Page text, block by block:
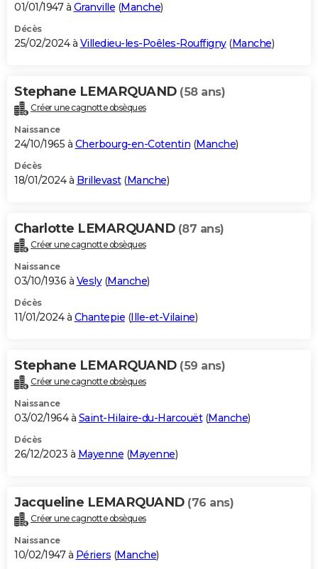
01/01/1947 à Granville (Manche)
Décès
25/02/2024 à Villedieu-les-Poêles-Rouffigny(Manche)
Stephane LEMARQUAND (58 ans)
Créer une cagnotte obsèques
Naissance
24/10/1965 à Cherbourg-en-Cotentin (Manche)
Décès
18/01/2024 à Brillevast(Manche)
Charlotte LEMARQUAND (87 ans)
Créer une cagnotte obsèques
Naissance
03/10/1936 à Vesly(Manche)
Décès
11/01/2024 à Chantepie (Ille-et-Vilaine)
Stephane LEMARQUAND (59 ans)
Créer une cagnotte obsèques
Naissance
03/02/1964 à Saint-Hilaire-du-Harcouët(Manche)
Décès
26/12/2023 à Mayenne (Mayenne)
Jacqueline LEMARQUAND (76 ans)
Créer une cagnotte obsèques
Naissance
10/02/1947 à Périers (Manche)